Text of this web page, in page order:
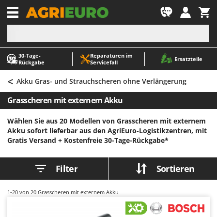
30‑Tage-
Rückgabe
Reparaturen im
Servicefall
Ersatzteile
-1
A
Abbeermaschinen - Traubenmühlen
Abfüllgeräte
Akku Gartenscheren
Akku Gras- und Strauchscheren
Akku-Stichsägen
Allzwecktransporter - Motorschubkarren
Anbaubagger Heckbagger für Traktoren
Arbeitsschutzkleidung
Aschesauger
Astkettensägen - Hochentaster
A
ABAC
AgriEuro Premium
AgriEuro TOP-LINE
AGT
Aima
Airmec
ALA 2000
Alce
Alpina
< Akku Gras- und Strauchscheren ohne Verlängerung
Grasscheren mit externem Akku
Wählen Sie aus 20 Modellen von Grasscheren mit externem
Akku sofort lieferbar aus den AgriEuro-Logistikzentren, mit
Gratis Versand + Kostenfreie 30-Tage-Rückgabe*
Filter Sortieren
1-20 von 20 Grasscheren mit externem Akku